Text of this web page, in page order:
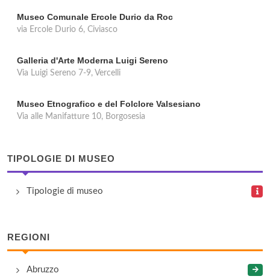
Museo Comunale Ercole Durio da Roc
via Ercole Durio 6, Civiasco
Galleria d'Arte Moderna Luigi Sereno
Via Luigi Sereno 7-9, Vercelli
Museo Etnografico e del Folclore Valsesiano
Via alle Manifatture 10, Borgosesia
TIPOLOGIE DI MUSEO
Tipologie di museo
REGIONI
Abruzzo